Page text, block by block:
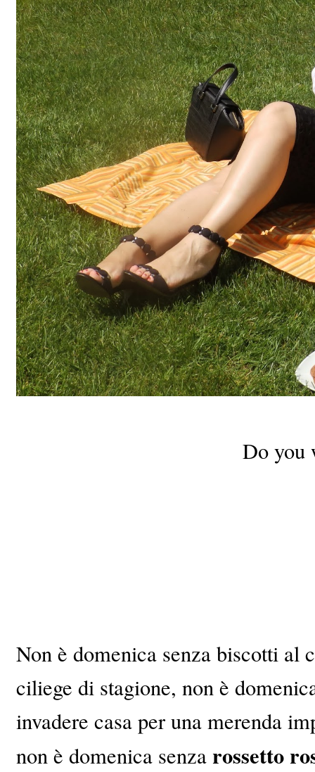
Do you
Non è domenica senza biscotti al
ciliege di stagione, non è
invadere casa per una merenda
non è domenica senza rossetto